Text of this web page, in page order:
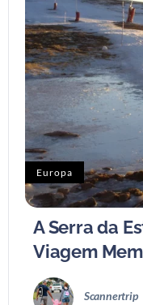
Europa
A Serra da
Viagem
Scannertrip